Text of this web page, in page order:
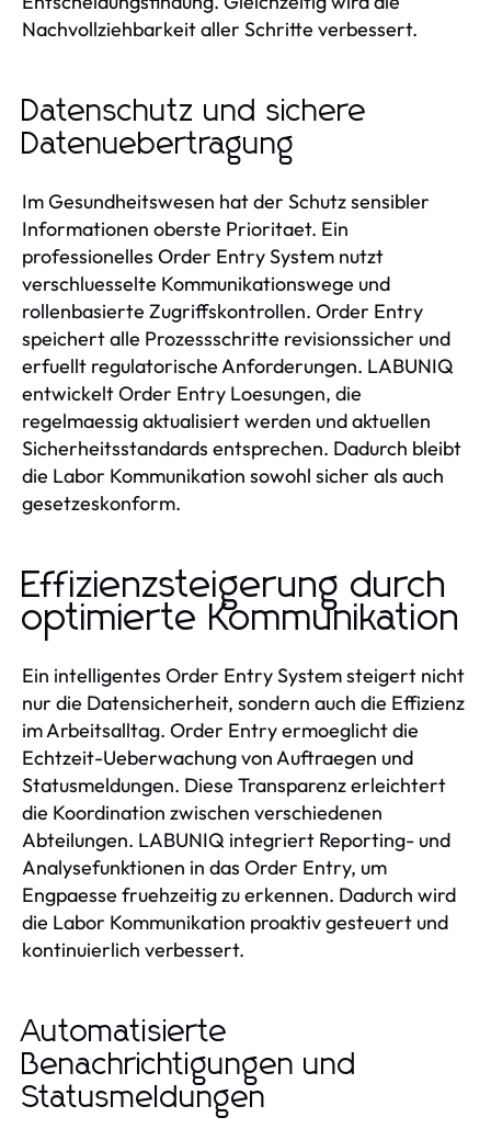
Nachvollziehbarkeit aller Schritte verbessert.
Datenschutz und sichere
Datenuebertragung
Im Gesundheitswesen hat der Schutz sensibler
Informationen oberste Prioritaet. Ein
professionelles Order Entry System nutzt
verschluesselte Kommunikationswege und
rollenbasierte Zugriffskontrollen. Order Entry
speichert alle Prozessschritte revisionssicher und
erfuellt regulatorische Anforderungen. LABUNIQ
entwickelt Order Entry Loesungen, die
regelmaessig aktualisiert werden und aktuellen
Sicherheitsstandards entsprechen. Dadurch bleibt
die Labor Kommunikation sowohl sicher als auch
gesetzeskonform.
Effizienzsteigerung durch
optimierte Kommunikation
Ein intelligentes Order Entry System steigert nicht
nur die Datensicherheit, sondern auch die Effizienz
im Arbeitsalltag. Order Entry ermoeglicht die
Echtzeit-Ueberwachung von Auftraegen und
Statusmeldungen. Diese Transparenz erleichtert
die Koordination zwischen verschiedenen
Abteilungen. LABUNIQ integriert Reporting- und
Analysefunktionen in das Order Entry, um
Engpaesse fruehzeitig zu erkennen. Dadurch wird
die Labor Kommunikation proaktiv gesteuert und
kontinuierlich verbessert.
Automatisierte
Benachrichtigungen und
Statusmeldungen